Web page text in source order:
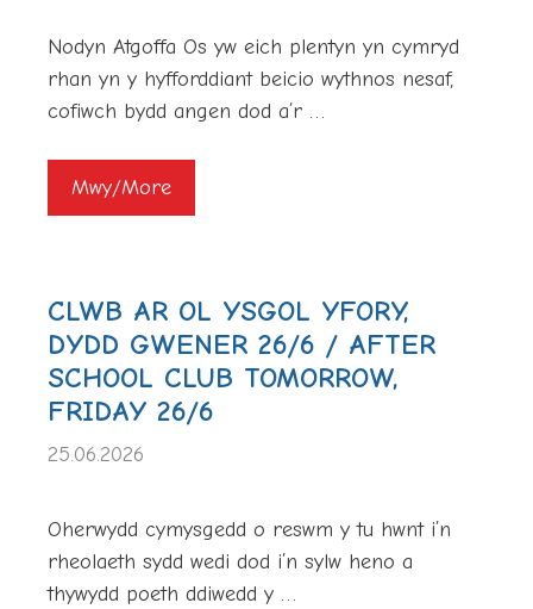
Nodyn Atgoffa Os yw eich plentyn yn cymryd
rhan yn y hyfforddiant beicio wythnos nesaf,
cofiwch bydd angen dod a’r …
Mwy/More
CLWB AR OL YSGOL YFORY,
DYDD GWENER 26/6 / AFTER
SCHOOL CLUB TOMORROW,
FRIDAY 26/6
25.06.2026
Oherwydd cymysgedd o reswm y tu hwnt i’n
rheolaeth sydd wedi dod i’n sylw heno a
thywydd poeth ddiwedd y …